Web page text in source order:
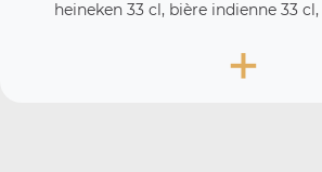
heineken 33 cl, bière indienne 33 cl,
+